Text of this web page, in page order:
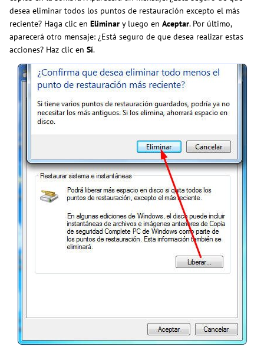
desea eliminar todos los puntos de restauración excepto el más
reciente? Haga clic en Eliminar y luego en Aceptar. Por último,
aparecerá otro mensaje: ¿Está seguro de que desea realizar estas
acciones? Haz clic en Sí.